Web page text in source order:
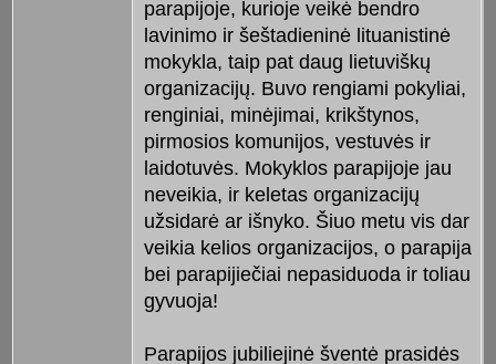
parapijoje, kurioje veikė bendro
lavinimo ir šeštadieninė lituanistinė
mokykla, taip pat daug lietuviškų
organizacijų. Buvo rengiami pokyliai,
renginiai, minėjimai, krikštynos,
pirmosios komunijos, vestuvės ir
laidotuvės. Mokyklos parapijoje jau
neveikia, ir keletas organizacijų
užsidarė ar išnyko. Šiuo metu vis dar
veikia kelios organizacijos, o parapija
bei parapijiečiai nepasiduoda ir toliau
gyvuoja!
Parapijos jubiliejinė šventė prasidės